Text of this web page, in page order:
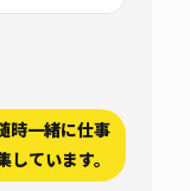
時一緒に仕事
しています。